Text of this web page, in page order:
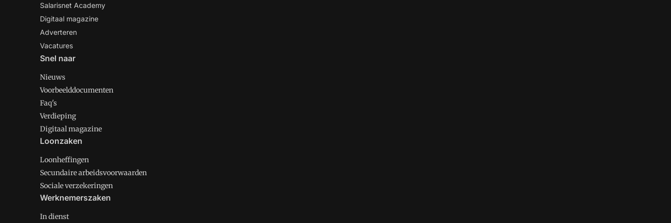
Salarisnet Academy
Digitaal magazine
Adverteren
Vacatures
Snel naar
Nieuws
Voorbeelddocumenten
Faq's
Verdieping
Digitaal magazine
Loonzaken
Loonheffingen
Secundaire arbeidsvoorwaarden
Sociale verzekeringen
Werknemerszaken
In dienst